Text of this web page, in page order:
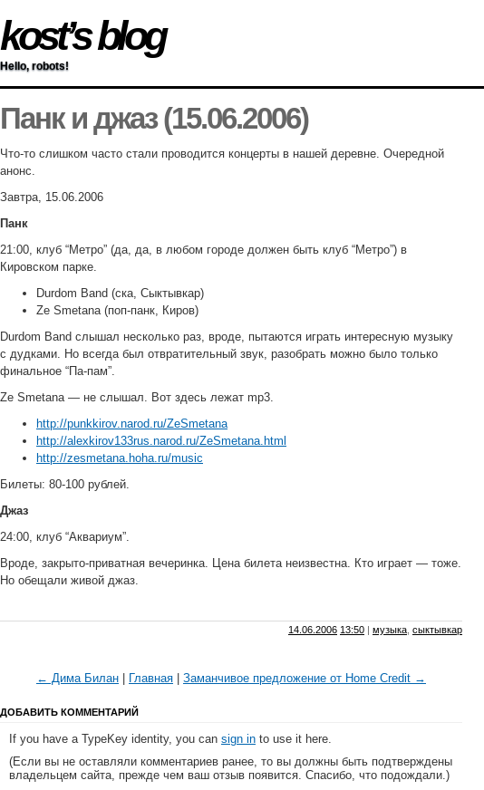
kost’s blog
Hello, robots!
Панк и джаз (15.06.2006)
Что-то слишком часто стали проводится концерты в нашей деревне. Очередной
анонс.
Завтра, 15.06.2006
Панк
21:00, клуб “Метро” (да, да, в любом городе должен быть клуб “Метро”) в
Кировском парке.
Durdom Band (ска, Сыктывкар)
Ze Smetana (поп-панк, Киров)
Durdom Band слышал несколько раз, вроде, пытаются играть интересную музыку
с дудками. Но всегда был отвратительный звук, разобрать можно было только
финальное “Па-пам”.
Ze Smetana — не слышал. Вот здесь лежат mp3.
http://punkkirov.narod.ru/ZeSmetana
http://alexkirov133rus.narod.ru/ZeSmetana.html
http://zesmetana.hoha.ru/music
Билеты: 80-100 рублей.
Джаз
24:00, клуб “Аквариум”.
Вроде, закрыто-приватная вечеринка. Цена билета неизвестна. Кто играет — тоже.
Но обещали живой джаз.
14.06.2006 13:50 | музыка сыктывкар
← Дима Билан Главная Заманчивое предложение от Home Credit →
ДОБАВИТЬ КОММЕНТАРИЙ
If you have a TypeKey identity, you can sign in to use it here.
(Если вы не оставляли комментариев ранее, то вы должны быть подтверждены
владельцем сайта, прежде чем ваш отзыв появится. Спасибо, что подождали.)